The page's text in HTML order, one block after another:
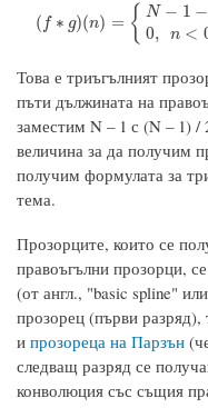
( f ∗ g)(n) = { N − 1 −
0, n <
(f∗g)( n)= { N− n−
Това е триъгълният
пъти дължината на
заместим N – 1 с (N – 1)
величина за да получим
получим формулата за
тема.
Прозорците, които се
правоъгълни прозорци,
(от англ., "basic spline"
прозорец (първи
и прозореца на Парзън
следващ разряд се
конволюция със същия